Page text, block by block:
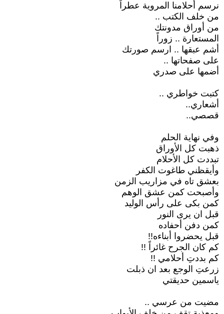
نرسم أحلامنا المروية عطراً
من خلف الكتب ..
من أوراق مدونتك
المستعارة .. زوراً
أشم عبقها .. ارسم صورتك
على صفحاتها ..
أضمها على صدري
كتبت خواطري ..
أشعاري..
قصصي..
وفي نهاية الحلم
ذهبت كل الأوراق
تبددت كل الأحلام
وأيقظني طاغوت الكفر
بعشق تاه في مزاريب الزمن
وأصبحت كمن عشق الوهم
كمن بكى على رأس الوليد
قبل ان يرى النور
كمن دفن أحفاده
قبل يحضروا أبناءه!!
كم كان الجرح غائراً !!
كم بددتِ أحلامي !!
زرعتِ الوجع بعد ان ذبلت
ياسمين حديقتي
مضيت من عرسي ..